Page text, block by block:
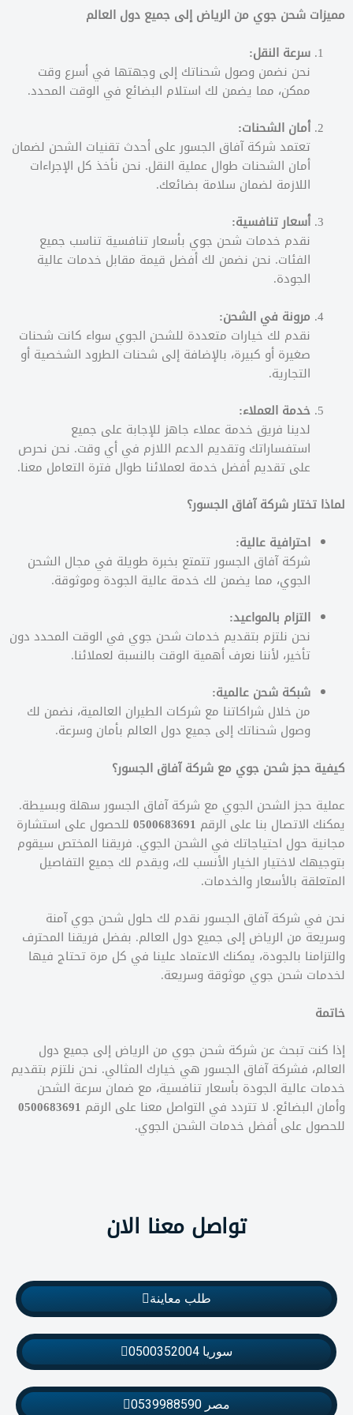
مميزات شحن جوي من الرياض إلى جميع دول العالم
سرعة النقل:
نحن نضمن وصول شحناتك إلى وجهتها في أسرع وقت
ممكن، مما يضمن لك استلام البضائع في الوقت المحدد.
أمان الشحنات:
تعتمد شركة آفاق الجسور على أحدث تقنيات الشحن لضمان
أمان الشحنات طوال عملية النقل. نحن نأخذ كل الإجراءات
اللازمة لضمان سلامة بضائعك.
أسعار تنافسية:
نقدم خدمات شحن جوي بأسعار تنافسية تناسب جميع
الفئات. نحن نضمن لك أفضل قيمة مقابل خدمات عالية
الجودة.
مرونة في الشحن:
نقدم لك خيارات متعددة للشحن الجوي سواء كانت شحنات
صغيرة أو كبيرة، بالإضافة إلى شحنات الطرود الشخصية أو
التجارية.
خدمة العملاء:
لدينا فريق خدمة عملاء جاهز للإجابة على جميع
استفساراتك وتقديم الدعم اللازم في أي وقت. نحن نحرص
على تقديم أفضل خدمة لعملائنا طوال فترة التعامل معنا.
لماذا تختار شركة آفاق الجسور؟
احترافية عالية:
شركة آفاق الجسور تتمتع بخبرة طويلة في مجال الشحن
الجوي، مما يضمن لك خدمة عالية الجودة وموثوقة.
التزام بالمواعيد:
نحن نلتزم بتقديم خدمات شحن جوي في الوقت المحدد دون
تأخير، لأننا نعرف أهمية الوقت بالنسبة لعملائنا.
شبكة شحن عالمية:
من خلال شراكاتنا مع شركات الطيران العالمية، نضمن لك
وصول شحناتك إلى جميع دول العالم بأمان وسرعة.
كيفية حجز شحن جوي مع شركة آفاق الجسور؟
عملية حجز الشحن الجوي مع شركة آفاق الجسور سهلة وبسيطة.
يمكنك الاتصال بنا على الرقم 0500683691 للحصول على استشارة
مجانية حول احتياجاتك في الشحن الجوي. فريقنا المختص سيقوم
بتوجيهك لاختيار الخيار الأنسب لك، ويقدم لك جميع التفاصيل
المتعلقة بالأسعار والخدمات.
نحن في شركة آفاق الجسور نقدم لك حلول شحن جوي آمنة
وسريعة من الرياض إلى جميع دول العالم. بفضل فريقنا المحترف
والتزامنا بالجودة، يمكنك الاعتماد علينا في كل مرة تحتاج فيها
لخدمات شحن جوي موثوقة وسريعة.
خاتمة
إذا كنت تبحث عن شركة شحن جوي من الرياض إلى جميع دول
العالم، فشركة آفاق الجسور هي خيارك المثالي. نحن نلتزم بتقديم
خدمات عالية الجودة بأسعار تنافسية، مع ضمان سرعة الشحن
وأمان البضائع. لا تتردد في التواصل معنا على الرقم 0500683691
للحصول على أفضل خدمات الشحن الجوي.
تواصل معنا الان
طلب معاينة
سوريا 0500352004
مصر 0539988590